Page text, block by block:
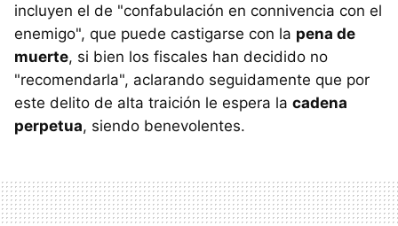
incluyen el de "confabulación en connivencia con el
enemigo", que puede castigarse con la pena de
muerte, si bien los fiscales han decidido no
"recomendarla", aclarando seguidamente que por
este delito de alta traición le espera la cadena
perpetua, siendo benevolentes.